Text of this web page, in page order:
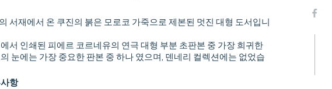
서재에서 온 쿠진의 붉은 모로코 가죽으로 제본된 멋진 대형 도서입니
서 인쇄된 피에르 코르네유의 연극 대형 부분 초판본 중 가장 희귀한
눈에는 가장 중요한 판본 중 하나 였으며, 덴네리 컬렉션에는 없었습
항